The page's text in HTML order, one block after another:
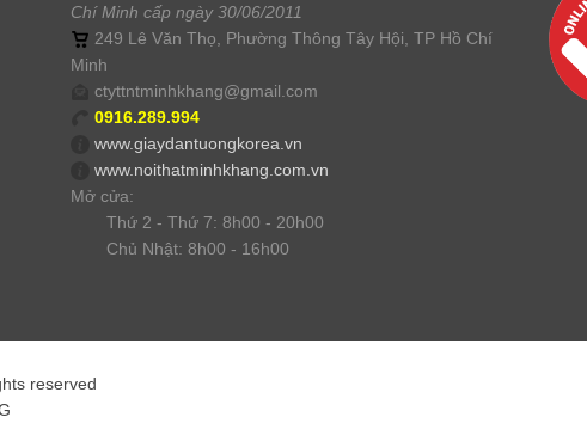
Chí Minh cấp ngày 30/06/2011
249 Lê Văn Thọ, Phường Thông Tây Hội, TP Hồ Chí
Minh
ctyttntminhkhang@gmail.com
0916.289.994
www.giaydantuongkorea.vn
www.noithatminhkhang.com.vn
Mở cửa:
Thứ 2 - Thứ 7: 8h00 - 20h00
Chủ Nhật: 8h00 - 16h00
reserved